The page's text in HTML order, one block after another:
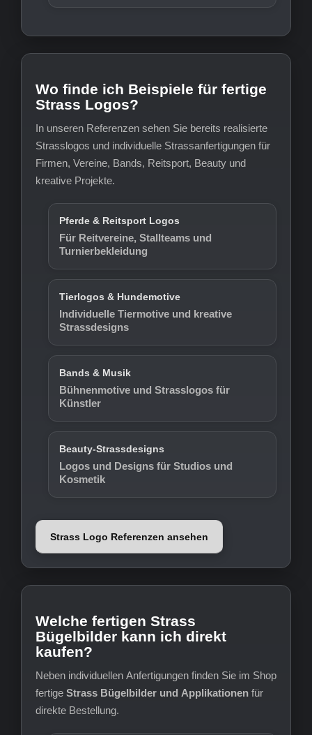
Wo finde ich Beispiele für fertige
Strass Logos?
In unseren Referenzen sehen Sie bereits realisierte
Strasslogos und individuelle Strassanfertigungen für
Firmen, Vereine, Bands, Reitsport, Beauty und
kreative Projekte.
Pferde & Reitsport Logos
Für Reitvereine, Stallteams und
Turnierbekleidung
Tierlogos & Hundemotive
Individuelle Tiermotive und kreative
Strassdesigns
Bands & Musik
Bühnenmotive und Strasslogos für
Künstler
Beauty-Strassdesigns
Logos und Designs für Studios und
Kosmetik
Strass Logo Referenzen ansehen
Welche fertigen Strass
Bügelbilder kann ich direkt
kaufen?
Neben individuellen Anfertigungen finden Sie im Shop
fertige Strass Bügelbilder und Applikationen für
direkte Bestellung.